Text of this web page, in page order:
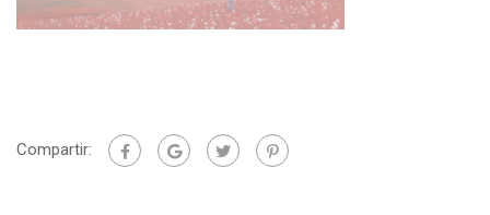
Compartir: